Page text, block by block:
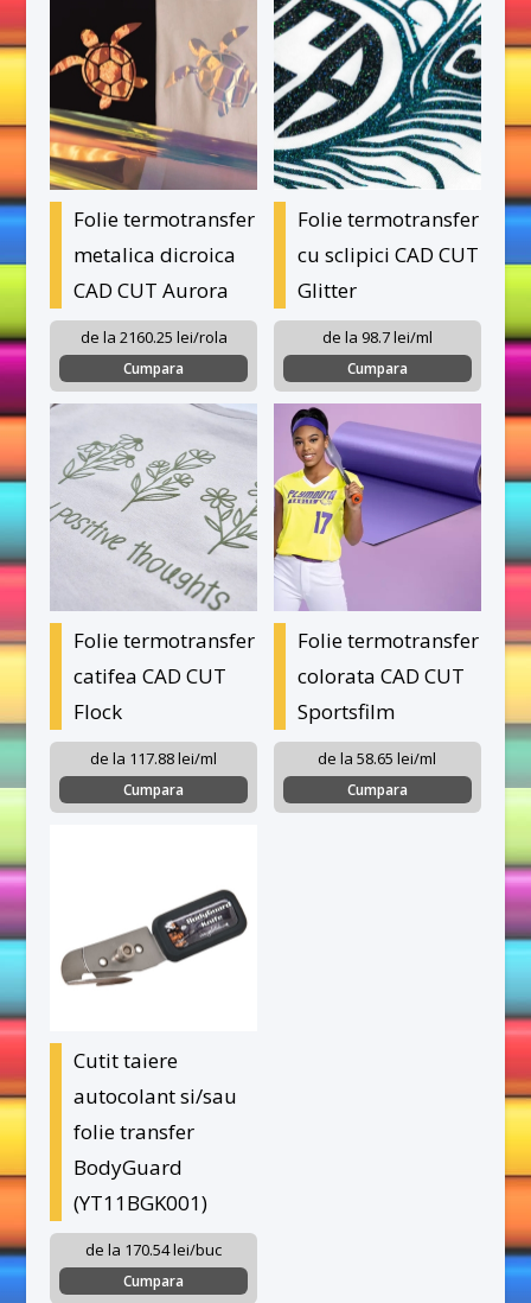
Folie termotransfer
metalica dicroica
CAD CUT Aurora
de la 2160.25 lei/rola
Cumpara
Folie termotransfer
cu sclipici CAD CUT
Glitter
de la 98.7 lei/ml
Cumpara
Folie termotransfer
catifea CAD CUT
Flock
de la 117.88 lei/ml
Cumpara
Folie termotransfer
colorata CAD CUT
Sportsfilm
de la 58.65 lei/ml
Cumpara
Cutit taiere
autocolant si/sau
folie transfer
BodyGuard
(YT11BGK001)
de la 170.54 lei/buc
Cumpara